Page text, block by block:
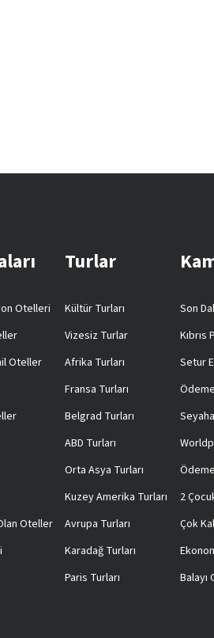
Otelleri
Oteller
Oteller
Turlar
Kültür Turları
Vizesiz Turlar
Afrika Turları
Fransa Turları
Belgrad Turları
ABD Turları
Orta Asya Turları
Kuzey Amerika Turları
Avrupa Turları
Karadağ Turları
Paris Turları
Son
Kıbrıs
Setur
2
Çok
Balayı